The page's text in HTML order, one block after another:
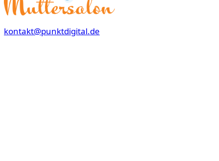
kontakt@punktdigital.de